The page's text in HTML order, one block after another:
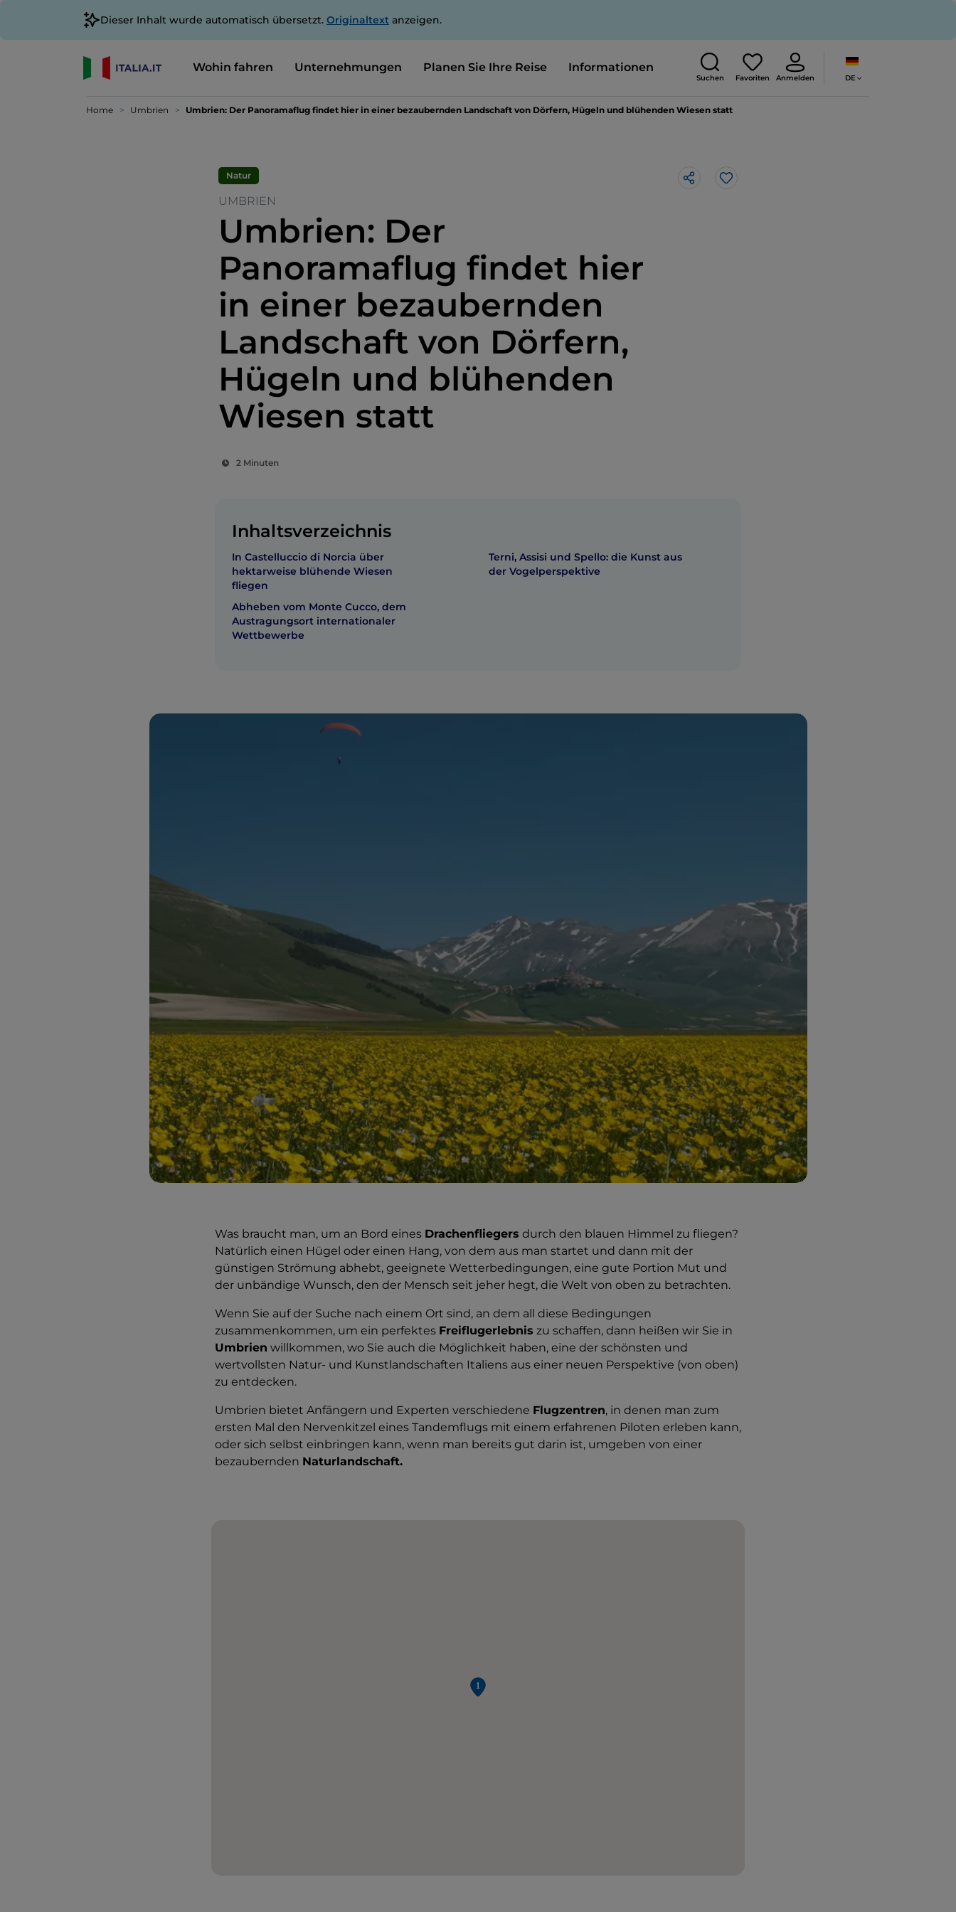
Dieser Inhalt wurde automatisch übersetzt. Originaltext anzeigen.
Wohin fahren Unternehmungen Planen Sie Ihre Reise Informationen
Suchen Favoriten Anmelden DE
Home Umbrien Umbrien: Der Panoramaflug findet hier in einer bezaubernden Landschaft von Dörfern, Hügeln und blühenden Wiesen statt
Natur
UMBRIEN
Umbrien: Der
Panoramaflug findet hier
in einer bezaubernden
Landschaft von Dörfern,
Hügeln und blühenden
Wiesen statt
2 Minuten
Like
Inhaltsverzeichnis
In Castelluccio di Norcia über
hektarweise blühende Wiesen
fliegen
Abheben vom Monte Cucco, dem
Austragungsort internationaler
Wettbewerbe
Terni, Assisi und Spello: die Kunst aus
der Vogelperspektive
Was braucht man, um an Bord eines Drachenfliegers durch den blauen Himmel zu fliegen?
Natürlich einen Hügel oder einen Hang, von dem aus man startet und dann mit der
günstigen Strömung abhebt, geeignete Wetterbedingungen, eine gute Portion Mut und
der unbändige Wunsch, den der Mensch seit jeher hegt, die Welt von oben zu betrachten.
Wenn Sie auf der Suche nach einem Ort sind, an dem all diese Bedingungen
zusammenkommen, um ein perfektes Freiflugerlebnis zu schaffen, dann heißen wir Sie in
Umbrien willkommen, wo Sie auch die Möglichkeit haben, eine der schönsten und
wertvollsten Natur- und Kunstlandschaften Italiens aus einer neuen Perspektive (von oben)
zu entdecken.
Umbrien bietet Anfängern und Experten verschiedene Flugzentren, in denen man zum
ersten Mal den Nervenkitzel eines Tandemflugs mit einem erfahrenen Piloten erleben kann,
oder sich selbst einbringen kann, wenn man bereits gut darin ist, umgeben von einer
bezaubernden Naturlandschaft.